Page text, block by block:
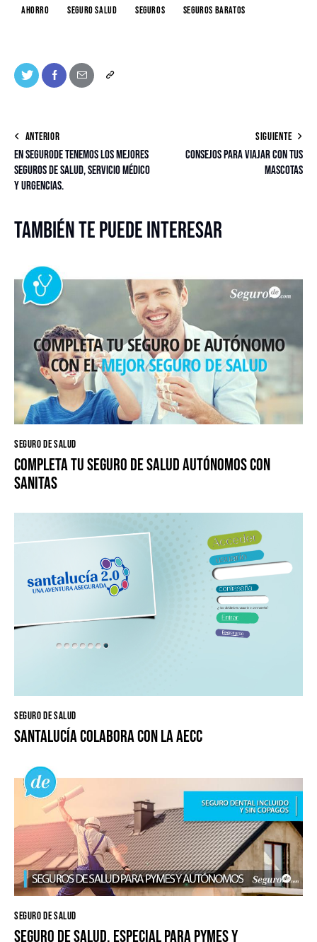
Ahorro seguro salud Seguros Seguros baratos
ANTERIOR
En Segurode tenemos los mejores
seguros de salud, servicio médico
y urgencias.
SIGUIENTE
Consejos para viajar con tus
mascotas
También te puede interesar
SEGURO DE SALUD
Completa tu Seguro de Salud Autónomos con
Sanitas
SEGURO DE SALUD
Santalucía colabora con la AECC
SEGURO DE SALUD
Seguro de Salud. Especial para Pymes y